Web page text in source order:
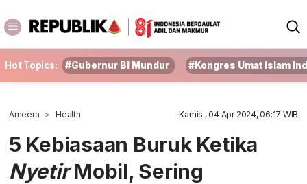
Hot Topics: #Gubernur BI Mundur #Kongres Umat Islam
Ameera Health Kamis , 04 Apr 2024, 06:17 WIB
5 Kebiasaan Buruk Ketika
NyetirMobil, Sering